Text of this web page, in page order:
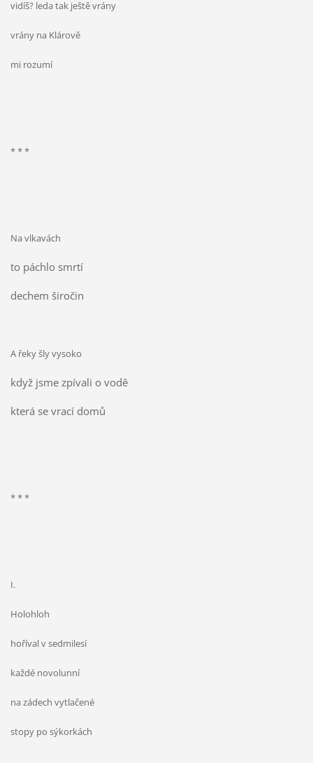
vidíš? leda tak ještě vrány
vrány na Klárově
mi rozumí
* * *
Na vlkavách
to páchlo smrtí
dechem širočin
A řeky šly vysoko
když jsme zpívali o vodě
která se vrací domů
* * *
I.
Holohloh
hoříval v sedmilesí
každé novolunní
na zádech vytlačené
stopy po sýkorkách